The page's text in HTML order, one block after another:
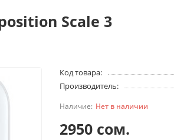
Scale 3
Код товара:
Производитель:
Нет в наличии
2950 сом.